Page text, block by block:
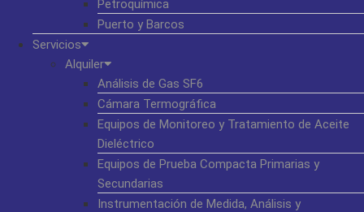
Petroquímica
Puerto y Barcos
Servicios
Alquiler
Análisis de Gas SF6
Cámara Termográfica
Equipos de Monitoreo y Tratamiento de Aceite
Dieléctrico
Equipos de Prueba Compacta Primarias y
Secundarias
Instrumentación de Medida, Análisis y